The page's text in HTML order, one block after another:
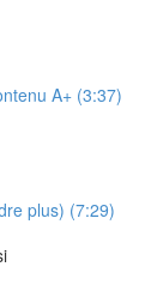
A+ (3:37)
plus) (7:29)